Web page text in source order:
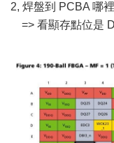
2, 焊盤到 PCBA 哪
=> 看顯存點位是